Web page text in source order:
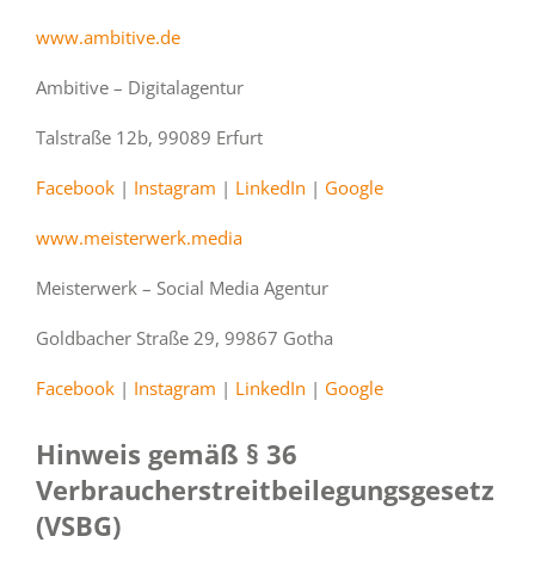
www.ambitive.de
Ambitive – Digitalagentur
Talstraße 12b, 99089 Erfurt
Facebook| Instagram | LinkedIn | Google
www.meisterwerk.media
Meisterwerk – Social Media Agentur
Goldbacher Straße 29, 99867 Gotha
Facebook| Instagram | LinkedIn | Google
Hinweis gemäß § 36
Verbraucherstreitbeilegungsgesetz
(VSBG)